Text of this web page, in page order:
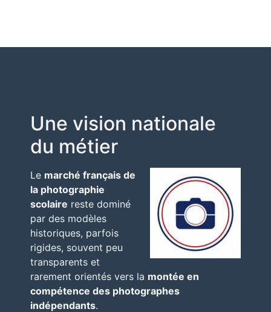
Une vision nationale
du métier
Le marché français de
la photographie
scolaire reste dominé
par des modèles
historiques, parfois
rigides, souvent peu
transparents et
rarement orientés vers la montée en
compétence des photographes
indépendants.